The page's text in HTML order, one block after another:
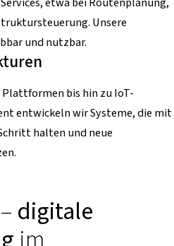
Unsere
und nutzbar.
bis hin zu IoT-
entwickeln wir Systeme, die mit
halten und neue
digitale